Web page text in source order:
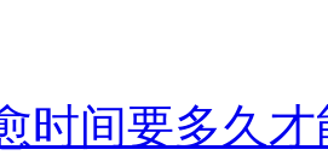
时间要多久